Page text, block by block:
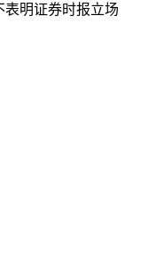
表明证券时报立场